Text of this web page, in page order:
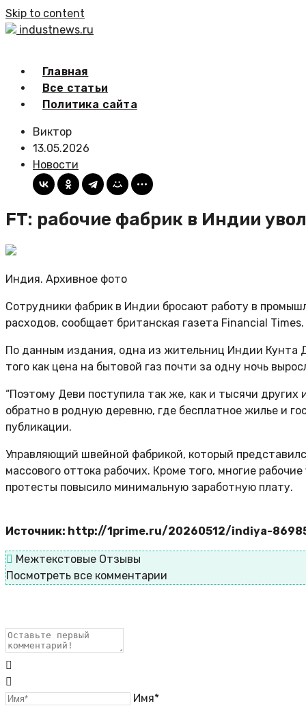
Skip to content
industnews.ru
Главная
Все статьи
Политика сайта
Виктор
13.05.2026
Новости
FT: рабочие фабрик в Индии
Индия. Архивное фото
Сотрудники фабрик в Индии бросают работу в
расходов, сообщает британская газета Financial Times.
По данным издания, одна из жительниц Индии Кунта
того как цена на бытовой газ почти за одну ночь
“Поэтому Деви поступила так же, как и тысячи
обратно в родную деревню, где бесплатное жилье и
публикации.
Управляющий швейной фабрикой, который
массового оттока рабочих. Кроме того, многие
протесты повысило минимальную заработную плату.
Источник: http://1prime.ru/20260512/indiya-
Межтекстовые Отзывы
Посмотреть все комментарии
Имя*